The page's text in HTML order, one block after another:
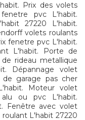
Prix des volets
pvc L'habit.
27220 L'habit.
volets roulants
fenetre pvc L'habit.
L'habit. Porte de
rideau metallique
Dépannage volet
garage pas cher
Moteur volet
ou pvc L'habit.
Fenêtre avec volet
L'habit 27220